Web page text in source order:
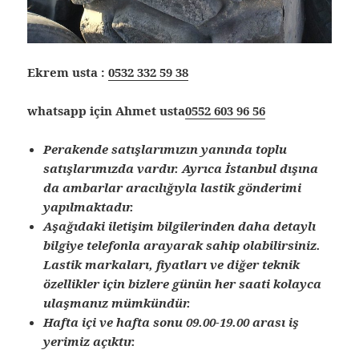
Ekrem usta :0532 332 59 38
whatsapp için Ahmet usta0552 603 96 56
Perakende satışlarımızın yanında toplu
satışlarımızda vardır. Ayrıca İstanbul dışına
da ambarlar aracılığıyla lastik gönderimi
yapılmaktadır.
Aşağıdaki iletişim bilgilerinden daha detaylı
bilgiye telefonla arayarak sahip olabilirsiniz.
Lastik markaları, fiyatları ve diğer teknik
özellikler için bizlere günün her saati kolayca
ulaşmanız mümkündür.
Hafta içi ve hafta sonu 09.00-19.00 arası iş
yerimiz açıktır.